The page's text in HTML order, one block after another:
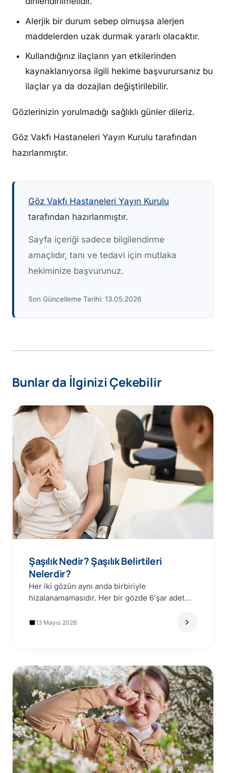
Alerjik bir durum sebep olmuşsa alerjen
maddelerden uzak durmak yararlı olacaktır.
Kullandığınız ilaçların yan etkilerinden
kaynaklanıyorsa ilgili hekime başvurursanız bu
ilaçlar ya da dozajları değiştirilebilir.
Gözlerinizin yorulmadığı sağlıklı günler dileriz.
Göz Vakfı Hastaneleri Yayın Kurulu tarafından
hazırlanmıştır.
Göz Vakfı Hastaneleri Yayın Kurulu
tarafından hazırlanmıştır.
Sayfa içeriği sadece bilgilendirme
amaçlıdır, tanı ve tedavi için mutlaka
hekiminize başvurunuz.
Son Güncelleme Tarihi: 13.05.2026
Bunlar da İlginizi Çekebilir
Şaşılık Nedir? Şaşılık Belirtileri
Nelerdir?
Her iki gözün aynı anda birbiriyle
hizalanamamasıdır. Her bir gözde 6’şar adet
13 Mayıs 2026